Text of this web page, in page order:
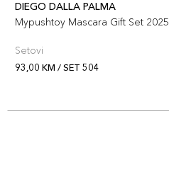
DIEGO DALLA PALMA
Mypushtoy Mascara Gift Set 2025
Setovi
93,00 KM / SET 504